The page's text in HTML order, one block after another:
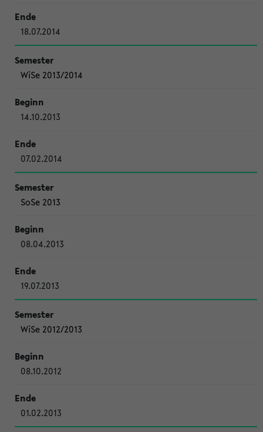
18.07.2014
WiSe 2013/2014
14.10.2013
07.02.2014
SoSe 2013
08.04.2013
19.07.2013
WiSe 2012/2013
08.10.2012
01.02.2013